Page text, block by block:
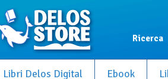
Ricerca
Libri Delos Digital Ebook